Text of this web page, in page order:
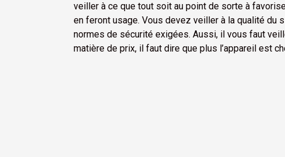
veiller à ce que tout soit au point de sorte à
en feront usage. Vous devez veiller à la qualité du
normes de sécurité exigées. Aussi, il vous faut
matière de prix, il faut dire que plus l’appareil est